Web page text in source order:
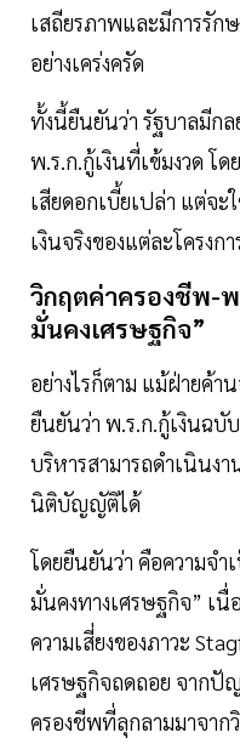
เสถียรภาพและมีการรัก
อย่างเคร่งครัด
ทั้งนี้ยืนยันว่า รัฐบาลมีก
พ.ร.ก.กู้เงินที่เข้มงวด โด
เสียดอกเบี้ยเปล่า แต่จะ
เงินจริงของแต่ละโครงก
วิกฤตค่าครองชีพ-
มั่นคงเศรษฐกิจ”
อย่างไรก็ตาม แม้ฝ่ายค้
ยืนยันว่า พ.ร.ก.กู้เงินฉบั
บริหารสามารถดำเนินง
นิติบัญญัติได้
โดยยืนยันว่า คือความจำ
มั่นคงทางเศรษฐกิจ” เ
ความเสี่ยงของภาวะ
เศรษฐกิจถดถอย จากปั
ครองชีพที่ลุกลามมาจาก